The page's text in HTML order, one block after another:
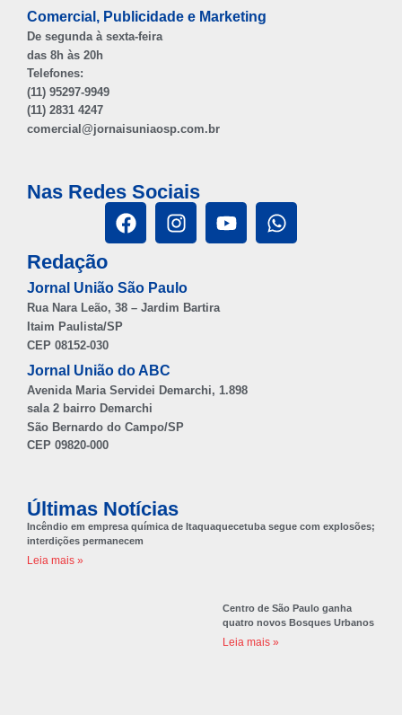
Comercial, Publicidade e Marketing
De segunda à sexta-feira
das 8h às 20h
Telefones:
(11) 95297-9949
(11) 2831 4247
comercial@jornaisuniaosp.com.br
Nas Redes Sociais
Redação
Jornal União São Paulo
Rua Nara Leão, 38 – Jardim Bartira
Itaim Paulista/SP
CEP 08152-030
Jornal União do ABC
Avenida Maria Servidei Demarchi, 1.898
sala 2 bairro Demarchi
São Bernardo do Campo/SP
CEP 09820-000
Últimas Notícias
Incêndio em empresa química de Itaquaquecetuba segue com explosões;
interdições permanecem
Leia mais »
Centro de São Paulo ganha
quatro novos Bosques Urbanos
Leia mais »